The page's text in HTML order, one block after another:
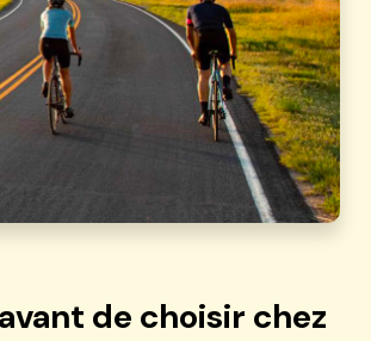
de choisir chez